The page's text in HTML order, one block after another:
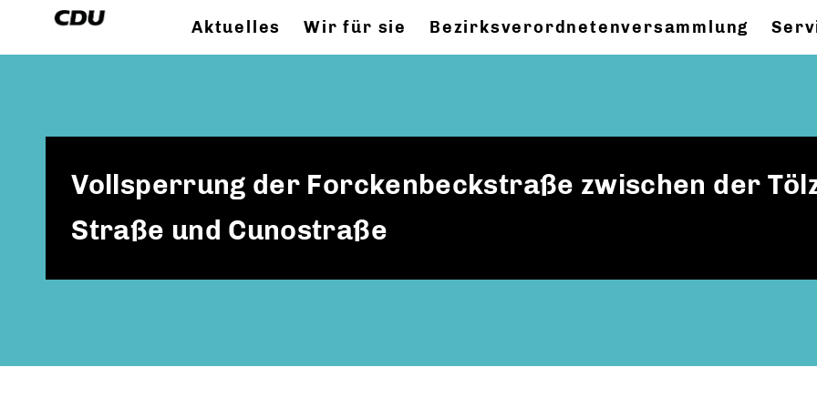
Aktuelles Wir für sie Bezirksverordnetenversammlung
Vollsperrung der Forckenbeckstraße zwischen der
Straße und Cunostraße